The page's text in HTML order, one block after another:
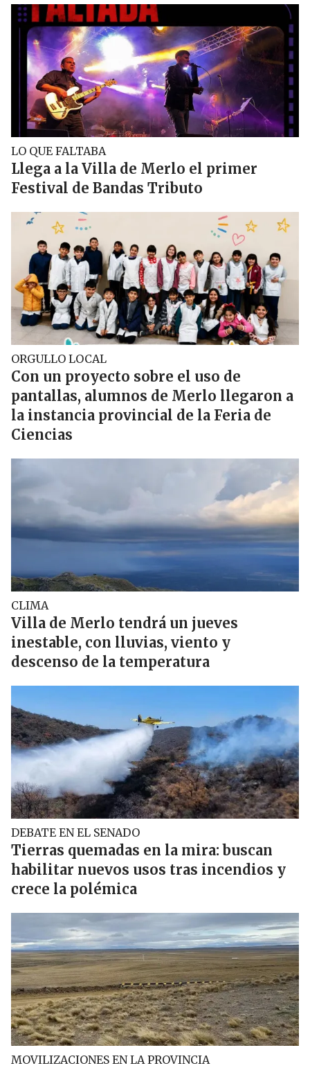
LO QUE FALTABA
Llega a la Villa de Merlo el primer
Festival de Bandas Tributo
ORGULLO LOCAL
Con un proyecto sobre el uso de
pantallas, alumnos de Merlo llegaron a
la instancia provincial de la Feria de
Ciencias
CLIMA
Villa de Merlo tendrá un jueves
inestable, con lluvias, viento y
descenso de la temperatura
DEBATE EN EL SENADO
Tierras quemadas en la mira: buscan
habilitar nuevos usos tras incendios y
crece la polémica
MOVILIZACIONES EN LA PROVINCIA